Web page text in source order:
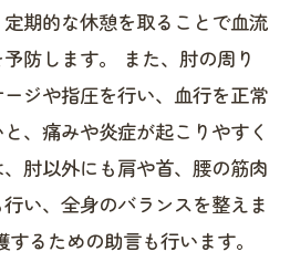
期的な休憩を取ることで血流
防します。 また、肘の周り
ジや指圧を行い、血行を正常
、痛みや炎症が起こりやすく
肘以外にも肩や首、腰の筋肉
い、全身のバランスを整えま
るための助言も行います。